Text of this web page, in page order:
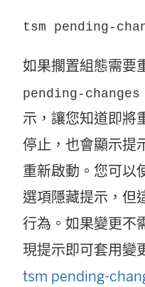
tsm pending-
如果擱置組態需要
pending-
示，讓您知道即將
停止，也會顯示提
重新啟動。您可以
選項隱藏提示，但
行為。如果變更不
現提示即可套用變
tsm pending-